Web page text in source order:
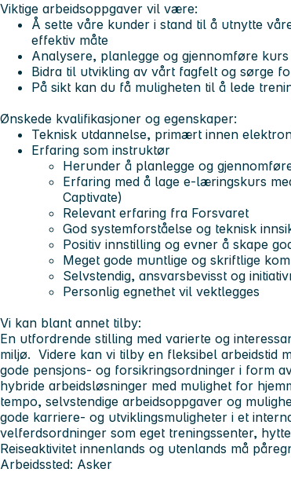
Viktige arbeidsoppgaver vil være:
Å sette våre kunder i stand til å utnytte
effektiv måte
Analysere, planlegge og gjennomføre
Bidra til utvikling av vårt fagfelt og sørge
På sikt kan du få muligheten til å lede
Ønskede kvalifikasjoner og egenskaper:
Teknisk utdannelse, primært innen
Erfaring som instruktør
Herunder å planlegge og
Erfaring med å lage e-læringskurs
Captivate)
Relevant erfaring fra Forsvaret
God systemforståelse og teknisk
Positiv innstilling og evner å skape
Meget gode muntlige og skriftlige
Selvstendig, ansvarsbevisst og
Personlig egnethet vil vektlegges
Vi kan blant annet tilby:
En utfordrende stilling med varierte og
miljø. Videre kan vi tilby en fleksibel arbeidstid
gode pensjons- og forsikringsordninger i form
hybride arbeidsløsninger med mulighet for
tempo, selvstendige arbeidsoppgaver og
gode karriere- og utviklingsmuligheter i et
velferdsordninger som eget treningssenter,
Reiseaktivitet innenlands og utenlands må
Arbeidssted: Asker